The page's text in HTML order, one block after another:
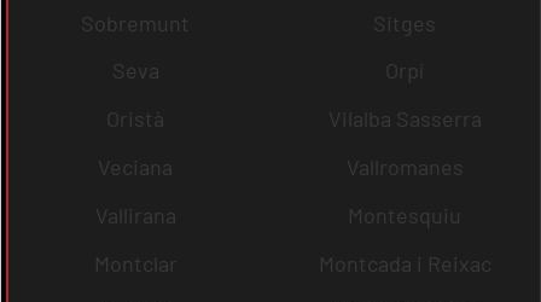
Sobremunt
Sitges
Seva
Orpí
Oristà
Vilalba Sasserra
Veciana
Vallromanes
Vallirana
Montesquiu
Montclar
Montcada i Reixac